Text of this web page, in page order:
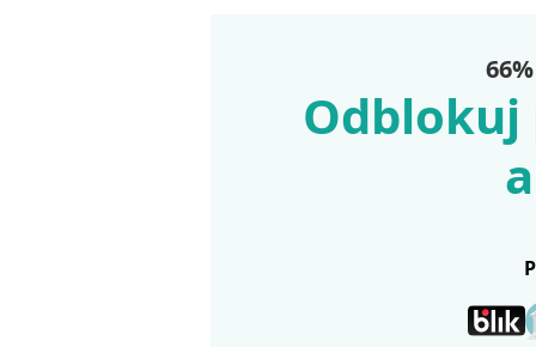
Odblokuj